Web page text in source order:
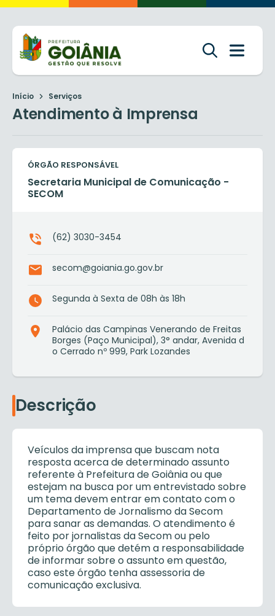
Início Serviços
Atendimento à Imprensa
ÓRGÃO RESPONSÁVEL
Secretaria Municipal de Comunicação -
SECOM
(62) 3030-3454
secom@goiania.go.gov.br
Segunda à Sexta de 08h às 18h
Palácio das Campinas Venerando de Freitas
Borges (Paço Municipal), 3° andar, Avenida d
o Cerrado nº 999, Park Lozandes
Descrição
Veículos da imprensa que buscam nota
resposta acerca de determinado assunto
referente à Prefeitura de Goiânia ou que
estejam na busca por um entrevistado sobre
um tema devem entrar em contato com o
Departamento de Jornalismo da Secom
para sanar as demandas. O atendimento é
feito por jornalistas da Secom ou pelo
próprio órgão que detém a responsabilidade
de informar sobre o assunto em questão,
caso este órgão tenha assessoria de
comunicação exclusiva.